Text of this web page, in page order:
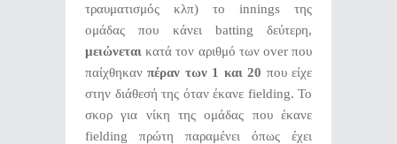
τραυματισμός κλπ) το innings της
ομάδας που κάνει batting δεύτερη,
μειώνεται κατά τον αριθμό των over που
παίχθηκανπέραν των 1 και 20 που είχε
στην διάθεσή της όταν έκανε fielding. Το
σκορ για νίκη της ομάδας που έκανε
fielding πρώτη παραμένει όπως έχει